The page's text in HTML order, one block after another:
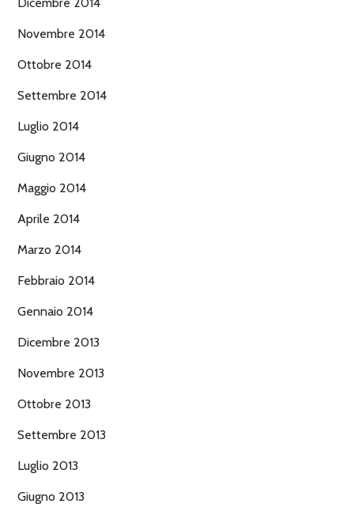
Novembre 2014
Ottobre 2014
Settembre 2014
Luglio 2014
Giugno 2014
Maggio 2014
Aprile 2014
Marzo 2014
Febbraio 2014
Gennaio 2014
Dicembre 2013
Novembre 2013
Ottobre 2013
Settembre 2013
Luglio 2013
Giugno 2013